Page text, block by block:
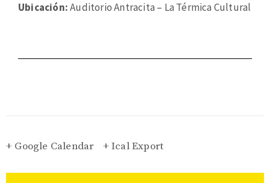
Ubicación:Auditorio Antracita – La Térmica Cultural
+ Google Calendar + Ical Export